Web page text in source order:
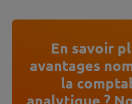
En savoir
avantages
la